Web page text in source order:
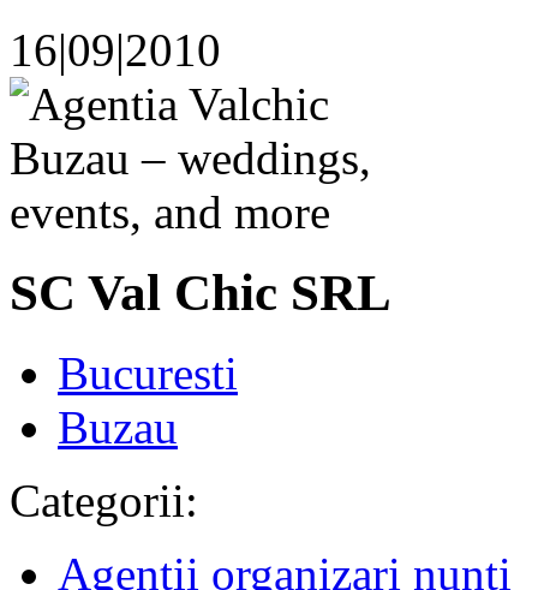
16|09|2010
SC Val Chic SRL
Bucuresti
Buzau
Categorii:
Agentii organizari nunti